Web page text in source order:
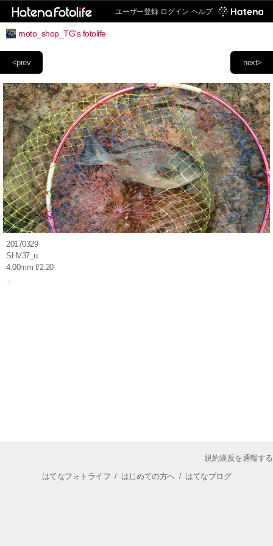
ユーザー登録 ログイン ヘルプ
moto_shop_TG's fotolife
next>
<prev
20170329
SHV37_u
4.00mm f/2.20
規約違反を通報する
はてなフォトライフ / はじめての方へ/ はてなブログ